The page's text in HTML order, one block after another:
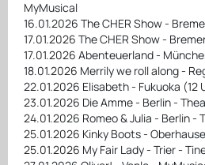
MyMusical
16.01.2026 The CHER Show -
17.01.2026 The CHER Show -
17.01.2026 Abenteuerland -
18.01.2026 Merrily we roll along -
22.01.2026 Elisabeth - Fukuoka (12
23.01.2026 Die Amme - Berlin -
24.01.2026 Romeo & Julia - Berlin -
25.01.2026 Kinky Boots -
25.01.2026 My Fair Lady - Trier -